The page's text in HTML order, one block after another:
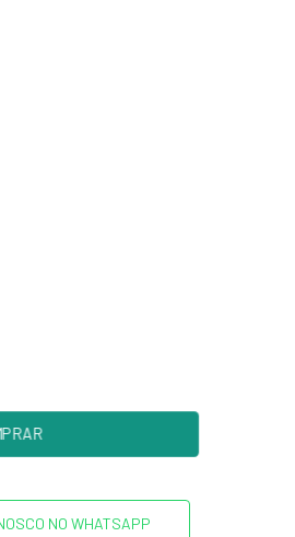
NO WHATSAPP